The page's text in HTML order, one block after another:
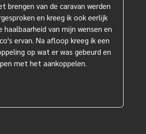
brengen van de caravan werden
en kreeg ik ook eerlijk
haalbaarheid van mijn wensen en
ervan. Na afloop kreeg ik een
op wat er was gebeurd en
met het aankoppelen.